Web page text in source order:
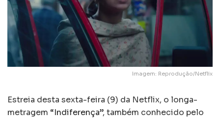
Imagem: Reprodução/Netflix
Estreia desta sexta-feira (9) da Netflix, o longa-
metragem “Indiferença”, também conhecido pelo